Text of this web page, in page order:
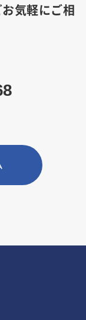
気軽にご相